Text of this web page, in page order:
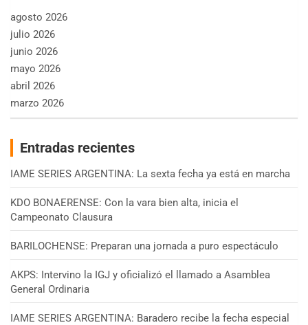
agosto 2026
julio 2026
junio 2026
mayo 2026
abril 2026
marzo 2026
Entradas recientes
IAME SERIES ARGENTINA: La sexta fecha ya está en marcha
KDO BONAERENSE: Con la vara bien alta, inicia el
Campeonato Clausura
BARILOCHENSE: Preparan una jornada a puro espectáculo
AKPS: Intervino la IGJ y oficializó el llamado a Asamblea
General Ordinaria
IAME SERIES ARGENTINA: Baradero recibe la fecha especial